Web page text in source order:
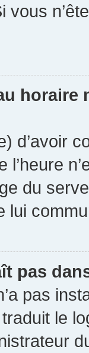
horaire
d’avoir
l’heure
du
lui
pas
pas
le